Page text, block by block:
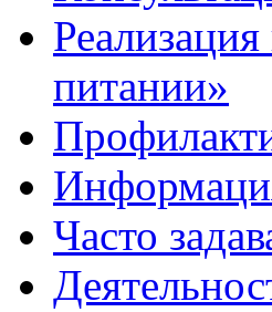
питании»
Часто